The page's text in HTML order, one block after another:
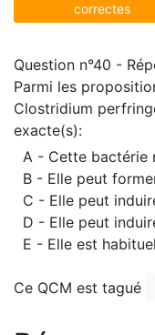
correctes
Question n°40 -
Parmi les
Clostridium
exacte(s):
A - Cette bactérie
B - Elle peut
C - Elle peut
D - Elle peut
E - Elle est
Ce QCM est tagué